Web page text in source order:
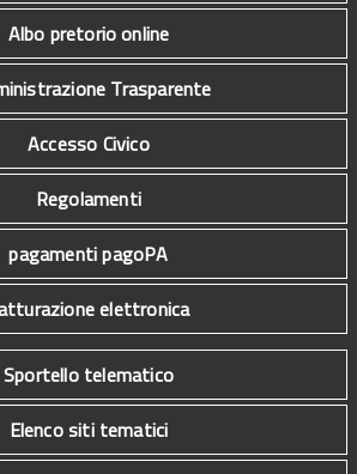
Albo pretorio online
Trasparente
Accesso Civico
Regolamenti
pagamenti pagoPA
elettronica
Sportello telematico
Elenco siti tematici